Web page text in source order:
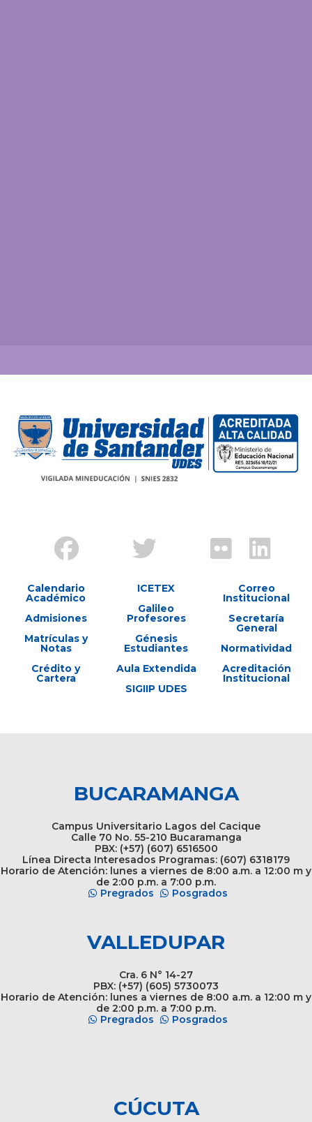
Calendario
Académico
Admisiones
Matrículas y
Notas
Crédito y
Cartera
ICETEX
Galileo
Profesores
Génesis
Estudiantes
Aula Extendida
SIGIIP UDES
Correo
Institucional
Secretaría
General
Normatividad
Acreditación
Institucional
BUCARAMANGA
Campus Universitario Lagos del Cacique
Calle 70 No. 55-210 Bucaramanga
PBX: (+57) (607) 6516500
Línea Directa Interesados Programas: (607) 6318179
Horario de Atención: lunes a viernes de 8:00 a.m. a 12:00 m y
de 2:00 p.m. a 7:00 p.m.
Pregrados
Posgrados
VALLEDUPAR
Cra. 6 N° 14-27
PBX: (+57) (605) 5730073
Horario de Atención: lunes a viernes de 8:00 a.m. a 12:00 m y
de 2:00 p.m. a 7:00 p.m.
Pregrados
Posgrados
CÚCUTA